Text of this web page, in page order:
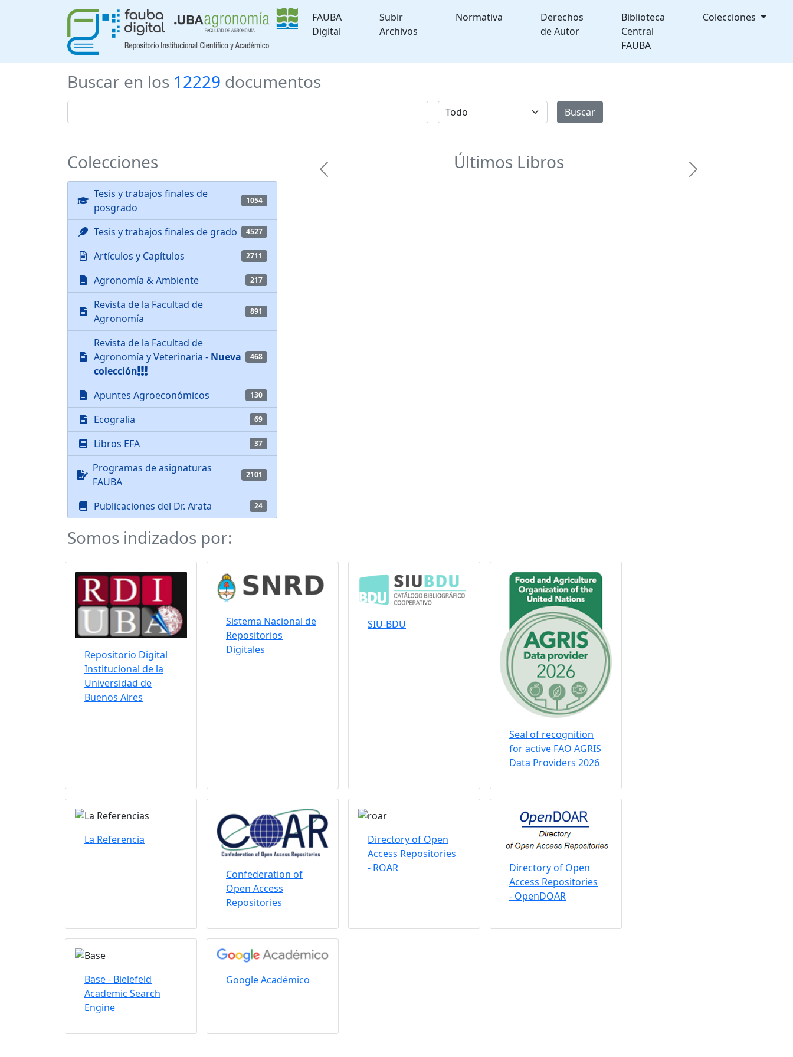
FAUBA
Digital
Subir
Archivos
Normativa
Derechos
de Autor
Biblioteca
Central
FAUBA
Colecciones
Buscar en los 12229 documentos
Colecciones
Tesis y trabajos finales de
posgrado
1054
Tesis y trabajos finales de grado 4527
Artículos y Capítulos 2711
Agronomía & Ambiente 217
Revista de la Facultad de
Agronomía
891
Revista de la Facultad de
Agronomía y Veterinaria - Nueva
colección
468
Apuntes Agroeconómicos 130
Ecogralia 69
Libros EFA 37
Programas de asignaturas
FAUBA
2101
Publicaciones del Dr. Arata 24
Últimos Libros
Previous Next
Somos indizados por:
Repositorio Digital
Institucional de la
Universidad de
Buenos Aires
Sistema Nacional de
Repositorios
Digitales
SIU-BDU
Seal of recognition
for active FAO AGRIS
Data Providers 2026
La Referencia
Confederation of
Open Access
Repositories
Directory of Open
Access Repositories
- ROAR
Directory of Open
Access Repositories
- OpenDOAR
Base - Bielefeld
Academic Search
Engine
Google Académico